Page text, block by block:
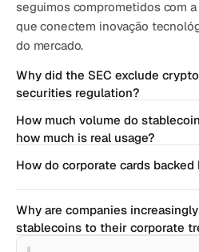
seguimos comprometidos com
que conectem inovação
do mercado.
Why did the SEC exclude
securities regulation?
How much volume do
how much is real usage?
How do corporate cards
Why are companies
stablecoins to their corporate